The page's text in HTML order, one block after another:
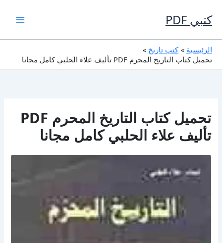
إلى
المحتوى
كتبي PDF
الرئيسية
كتب تاريخ
تحميل كتاب التاريخ المحرم PDF تأليف علاء الحلبي كامل مجانا
تحميل كتاب التاريخ المحرم PDF
تأليف علاء الحلبي كامل مجانا